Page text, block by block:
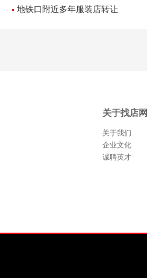
让因孩子上学所以转让房租
地铁口附近多年服装店转让
关于找店网
关于我们
企业文化
诚聘英才